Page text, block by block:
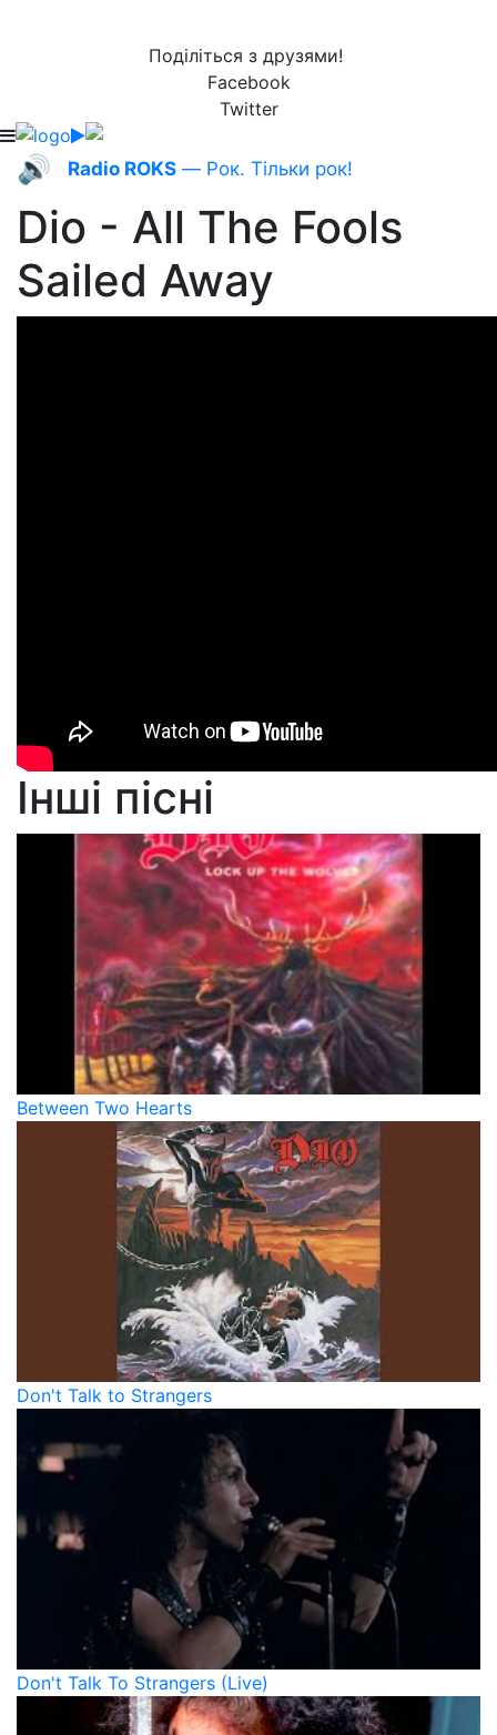
Поділіться з друзями!
Facebook
Twitter
🔊 Radio ROKS — Рок. Тільки рок!
Dio - All The Fools
Sailed Away
Інші пісні
Between Two Hearts
Don't Talk to Strangers
Don't Talk To Strangers (Live)